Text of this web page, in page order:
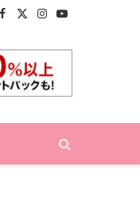
Facebook
X
Instagram
YouTube